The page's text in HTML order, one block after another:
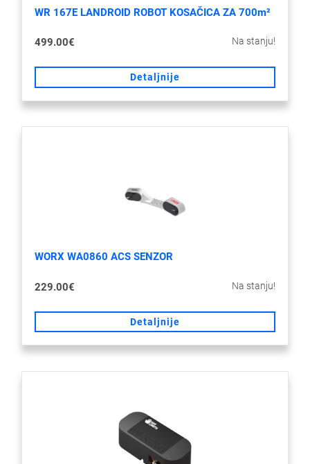
WR 167E LANDROID ROBOT KOSAČICA ZA 700m²
499.00€ Na stanju!
Detaljnije
WORX WA0860 ACS SENZOR
229.00€ Na stanju!
Detaljnije